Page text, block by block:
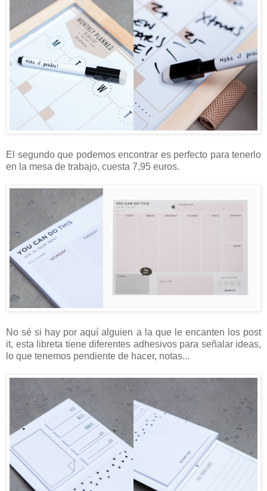
El segundo que podemos encontrar es perfecto para tenerlo
en la mesa de trabajo, cuesta 7,95 euros.
No sé si hay por aquí alguien a la que le encanten los post
it, esta libreta tiene diferentes adhesivos para señalar ideas,
lo que tenemos pendiente de hacer, notas...